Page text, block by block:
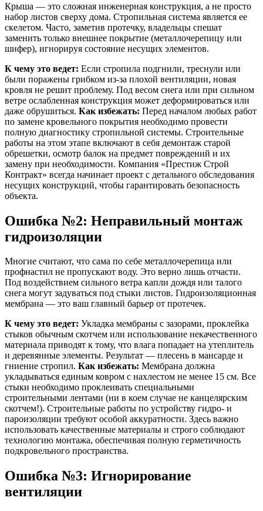
Крыша — это сложная инженерная конструкция, а не просто
набор листов сверху дома. Стропильная система является ее
скелетом. Часто, заметив протечку, владельцы спешат
заменить только внешнее покрытие (металлочерепицу или
шифер), игнорируя состояние несущих элементов.
К чему это ведет: Если стропила подгнили, треснули или
были поражены грибком из-за плохой вентиляции, новая
кровля не решит проблему. Под весом снега или при сильном
ветре ослабленная конструкция может деформироваться или
даже обрушиться. Как избежать: Перед началом любых работ
по замене кровельного покрытия необходимо провести
полную диагностику стропильной системы. Строительные
работы на этом этапе включают в себя демонтаж старой
обрешетки, осмотр балок на предмет повреждений и их
замену при необходимости. Компания «Престиж Строй
Контракт» всегда начинает проект с детального обследования
несущих конструкций, чтобы гарантировать безопасность
объекта.
Ошибка №2: Неправильный монтаж
гидроизоляции
Многие считают, что сама по себе металлочерепица или
профнастил не пропускают воду. Это верно лишь отчасти.
Под воздействием сильного ветра капли дождя или талого
снега могут задуваться под стыки листов. Гидроизоляционная
мембрана — это ваш главный барьер от протечек.
К чему это ведет: Укладка мембраны с зазорами, проклейка
стыков обычным скотчем или использование некачественного
материала приводят к тому, что влага попадает на утеплитель
и деревянные элементы. Результат — плесень в мансарде и
гниение стропил. Как избежать: Мембрана должна
укладываться единым ковром с нахлестом не менее 15 см. Все
стыки необходимо проклеивать специальными
строительными лентами (ни в коем случае не канцелярским
скотчем!). Строительные работы по устройству гидро- и
пароизоляции требуют особой аккуратности. Здесь важно
использовать качественные материалы и строго соблюдают
технологию монтажа, обеспечивая полную герметичность
подкровельного пространства.
Ошибка №3: Игнорирование
вентиляции